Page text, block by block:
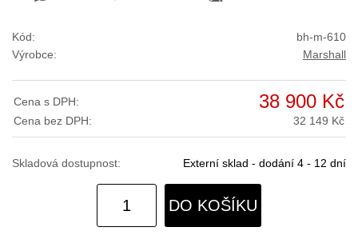
Kód:
bh-m-610
Výrobce:
Marshall
Cena s DPH: 38 900 Kč
Cena bez DPH: 32 149 Kč
Skladová dostupnost: Externí sklad - dodání 4 - 12 dní
DO KOŠÍKU